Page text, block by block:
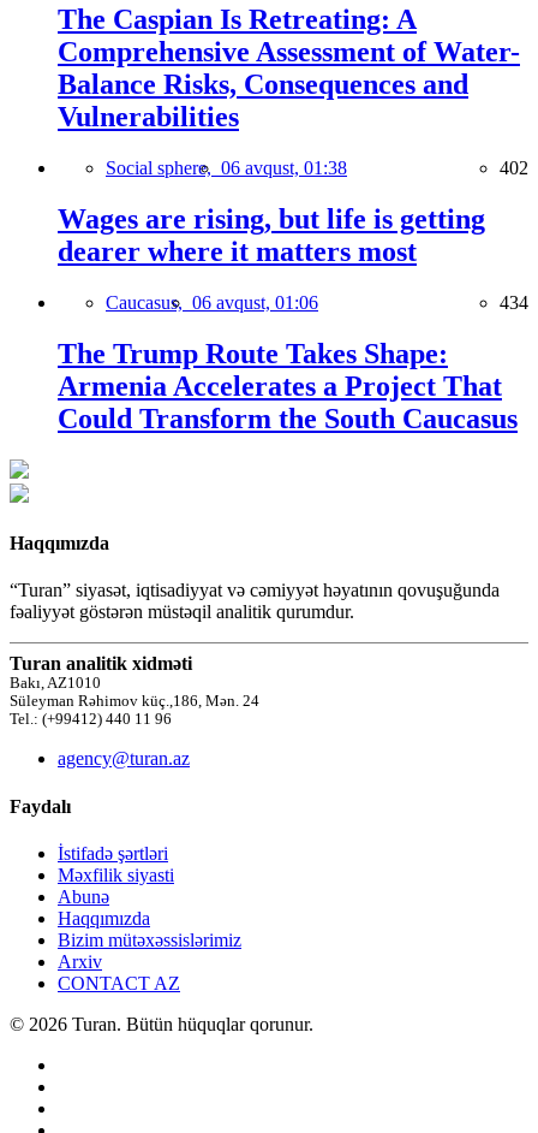
The Caspian Is Retreating: A
Comprehensive Assessment of Water-
Balance Risks, Consequences and
Vulnerabilities
Social sphere, 06 avqust, 01:38 402
Wages are rising, but life is getting
dearer where it matters most
Caucasus, 06 avqust, 01:06 434
The Trump Route Takes Shape:
Armenia Accelerates a Project That
Could Transform the South Caucasus
Haqqımızda
“Turan” siyasət, iqtisadiyyat və cəmiyyət həyatının qovuşuğunda
fəaliyyət göstərən müstəqil analitik qurumdur.
Turan analitik xidməti
Bakı, AZ1010
Süleyman Rəhimov küç.,186, Mən. 24
Tel.: (+99412) 440 11 96
agency@turan.az
Faydalı
İstifadə şərtləri
Məxfilik siyasti
Abunə
Haqqımızda
Bizim mütəxəssislərimiz
Arxiv
CONTACT AZ
© 2026 Turan. Bütün hüquqlar qorunur.